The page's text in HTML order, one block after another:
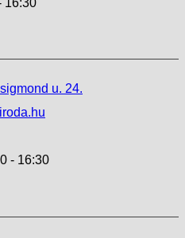
u. 24.
- 16:30